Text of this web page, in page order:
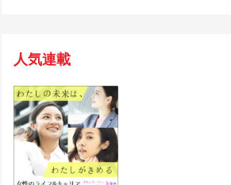
人気連載